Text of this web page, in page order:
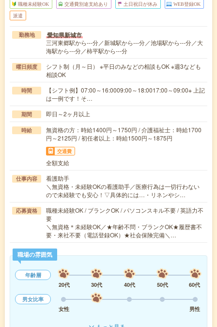
職種未経験OK 交通費別途支給あり 土日祝日が休み WEB登録OK
派遣
勤務地 愛知県新城市
三河東郷駅から---分／新城駅から---分／池場駅から---分／大
海駅から---分／柿平駅から---分
曜日頻度
シフト制（月～日） ※平日のみなどの相談もOK ※週3なども
相談OK
時間
【シフト例】07:00～16:0009:00～18:0017:00～09:00※ 上記
は一例です！そ…
期間 即日～2ヶ月以上
時給
無資格の方：時給1400円～1750円 / 介護福祉士：時給1700
円～2125円 / 初任者以上：時給1500円～1875円
交通費
全額支給
仕事内容
看護助手
＼無資格・未経験OKの看護助手／医療行為は一切行わない
ので未経験でも安心！▽具体的には…・リネンやシ…
応募資格
職種未経験OK / ブランクOK / パソコンスキル不要 / 英語力不
要
＼無資格＊未経験OK／★年齢不問・ブランクOK★履歴書不
要・来社不要（電話登録OK）★社会保険完備＼…
職場の雰囲気
年齢層
20代
30代 40代 50代
60代
男女比率
女性
男性